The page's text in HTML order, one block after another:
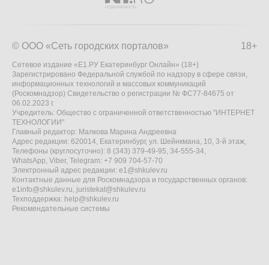
18+
© ООО «Сеть городских порталов»
Сетевое издание «Е1.РУ Екатеринбург Онлайн» (18+)
Зарегистрировано Федеральной службой по надзору в сфере связи,
информационных технологий и массовых коммуникаций
(Роскомнадзор) Свидетельство о регистрации № ФС77-84675 от
06.02.2023 г.
Учредитель: Общество с ограниченной ответственностью "ИНТЕРНЕТ
ТЕХНОЛОГИИ"
Главный редактор: Малкова Марина Андреевна
Адрес редакции: 620014, Екатеринбург, ул. Шейнкмана, 10, 3-й этаж,
Телефоны (круглосуточно): 8 (343) 379-49-95, 34-555-34,
WhatsApp, Viber, Telegram: +7 909 704-57-70
Электронный адрес редакции: e1@shkulev.ru
Контактные данные для Роскомнадзора и государственных органов:
e1info@shkulev.ru, juristekat@shkulev.ru
Техподдержка: help@shkulev.ru
Рекомендательные системы